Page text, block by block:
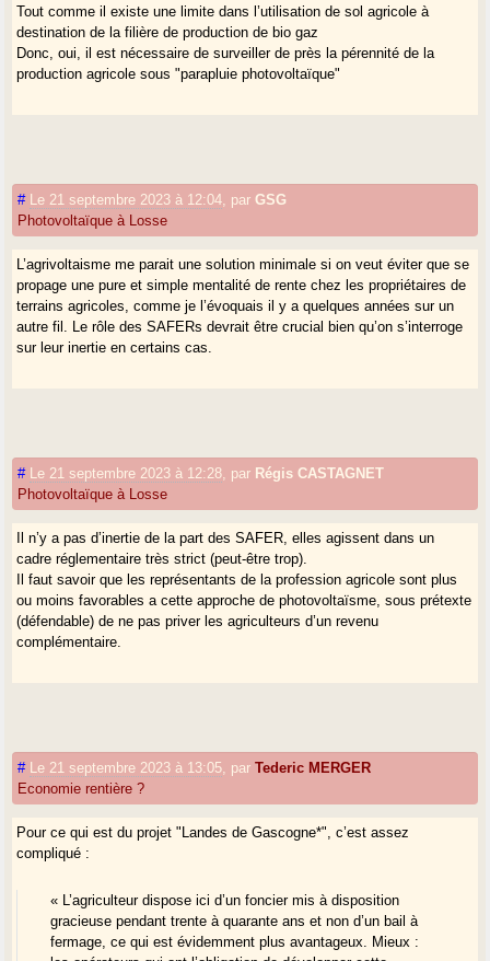
Tout comme il existe une limite dans l’utilisation de sol agricole à
destination de la filière de production de bio gaz
Donc, oui, il est nécessaire de surveiller de près la pérennité de la
production agricole sous "parapluie photovoltaïque"
# Le 21 septembre 2023 à 12:04 parGSG
Photovoltaïque à Losse
L’agrivoltaisme me parait une solution minimale si on veut éviter que se
propage une pure et simple mentalité de rente chez les propriétaires de
terrains agricoles, comme je l’évoquais il y a quelques années sur un
autre fil. Le rôle des SAFERs devrait être crucial bien qu’on s’interroge
sur leur inertie en certains cas.
# Le 21 septembre 2023 à 12:28 par Régis CASTAGNET
Photovoltaïque à Losse
Il n’y a pas d’inertie de la part des SAFER, elles agissent dans un
cadre réglementaire très strict (peut-être trop).
Il faut savoir que les représentants de la profession agricole sont plus
ou moins favorables a cette approche de photovoltaïsme, sous prétexte
(défendable) de ne pas priver les agriculteurs d’un revenu
complémentaire.
# Le 21 septembre 2023 à 13:05 parTederic MERGER
Economie rentière ?
Pour ce qui est du projet "Landes de Gascogne*", c’est assez
compliqué :
« L’agriculteur dispose ici d’un foncier mis à disposition
gracieuse pendant trente à quarante ans et non d’un bail à
fermage, ce qui est évidemment plus avantageux. Mieux :